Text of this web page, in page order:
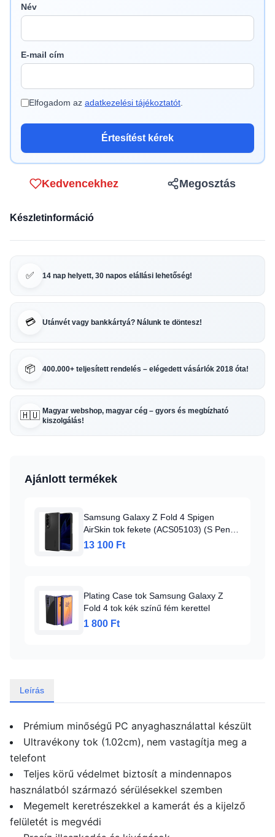
Név
E-mail cím
Elfogadom az adatkezelési tájékoztatót
Értesítést kérek
Kedvencekhez Megosztás
Készletinformáció
✅ 14 nap helyett, 30 napos elállási lehetőség!
💳 Utánvét vagy bankkártyá? Nálunk te döntesz!
📦 400.000+ teljesített rendelés – elégedett vásárlók 2018 óta!
🇭🇺 Magyar webshop, magyar cég – gyors és megbízható
kiszolgálás!
Ajánlott termékek
Samsung Galaxy Z Fold 4 Spigen
AirSkin tok fekete (ACS05103) (S Pent
nem tartalmaz)
13 100 Ft
Plating Case tok Samsung Galaxy Z
Fold 4 tok kék színű fém kerettel
1 800 Ft
Leírás
Prémium minőségű PC anyaghasználattal készült
Ultravékony tok (1.02cm), nem vastagítja meg a
telefont
Teljes körű védelmet biztosít a mindennapos
használatból származó sérülésekkel szemben
Megemelt keretrészekkel a kamerát és a kijelző
felületét is megvédi